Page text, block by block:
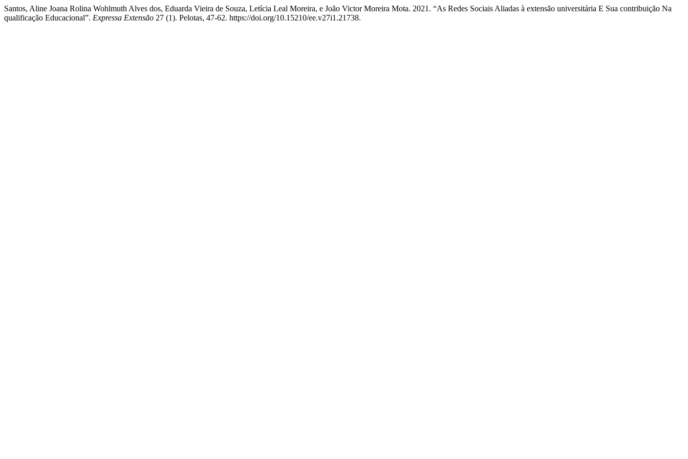
Santos, Aline Joana Rolina Wohlmuth Alves dos, Eduarda Vieira de Souza, Letícia Leal Moreira, e João Victor Moreira Mota. 2021. “As Redes Sociais Aliadas à extensão universitária E Sua contribuição Na
qualificação Educacional”. Expressa Extensão 27 (1). Pelotas, 47-62. https://doi.org/10.15210/ee.v27i1.21738.